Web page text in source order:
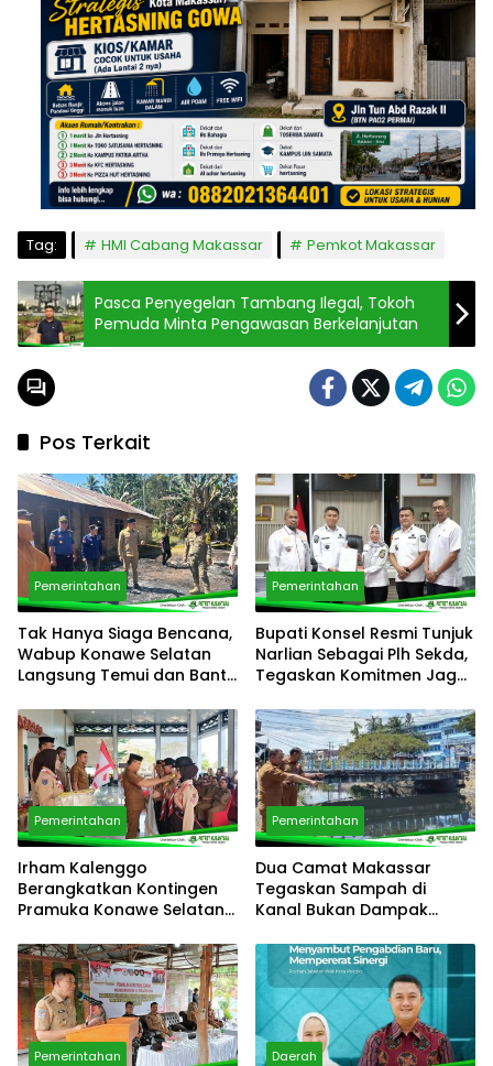
Tag: HMI Cabang Makassar Pemkot Makassar
Pasca Penyegelan Tambang Ilegal, Tokoh
Pemuda Minta Pengawasan Berkelanjutan
Pos Terkait
Pemerintahan
Tak Hanya Siaga Bencana,
Wabup Konawe Selatan
Langsung Temui dan Bantu
Palangga
Pemerintahan
Bupati Konsel Resmi Tunjuk
Narlian Sebagai Plh Sekda,
Tegaskan Komitmen Jaga
Pemerintahan
Irham Kalenggo
Berangkatkan Kontingen
Pramuka Konawe Selatan
Siapkan Generasi
Berkarkter di Kancah
Nasional
Pemerintahan
Dua Camat Makassar
Tegaskan Sampah di
Kanal Bukan Dampak
Sampah
Pemerintahan Daerah